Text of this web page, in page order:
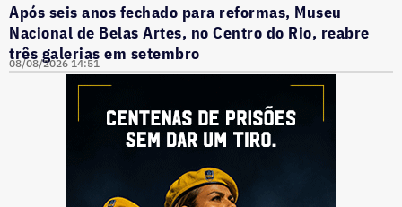
Após seis anos fechado para reformas, Museu
Nacional de Belas Artes, no Centro do Rio, reabre
três galerias em setembro
08/08/2026 14:51